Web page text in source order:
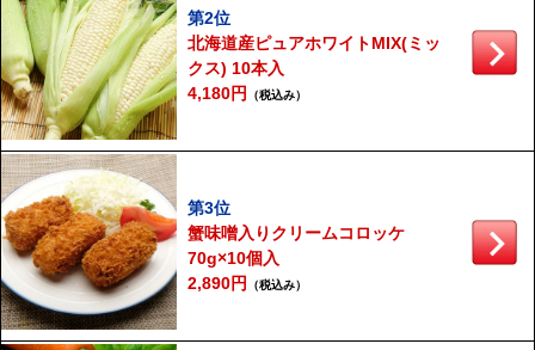
第2位
北海道産ピュアホワイトMIX(ミッ
クス) 10本入
4,180円
（税込み）
第3位
蟹味噌入りクリームコロッケ
70g×10個入
2,890円
（税込み）